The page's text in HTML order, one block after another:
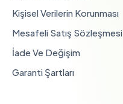
Kişisel Verilerin Korunması
Mesafeli Satış Sözleşmesi
İade Ve Değişim
Garanti Şartları